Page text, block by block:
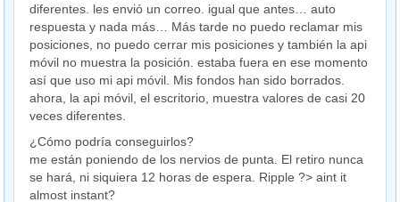
diferentes. les envió un correo. igual que antes… auto
respuesta y nada más… Más tarde no puedo reclamar mis
posiciones, no puedo cerrar mis posiciones y también la api
móvil no muestra la posición. estaba fuera en ese momento
así que uso mi api móvil. Mis fondos han sido borrados.
ahora, la api móvil, el escritorio, muestra valores de casi 20
veces diferentes.
¿Cómo podría conseguirlos?
me están poniendo de los nervios de punta. El retiro nunca
se hará, ni siquiera 12 horas de espera. Ripple ?> aint it
almost instant?